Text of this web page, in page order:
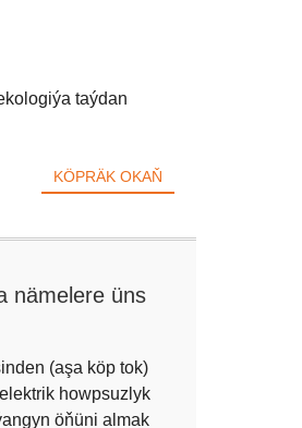
taýdan
KÖPRÄK OKAŇ
nämelere üns
(aşa köp tok)
howpsuzlyk
öňüni almak